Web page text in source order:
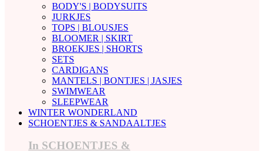
BODY'S | BODYSUITS
JURKJES
TOPS | BLOUSJES
BLOOMER | SKIRT
BROEKJES | SHORTS
SETS
CARDIGANS
MANTELS | BONTJES | JASJES
SWIMWEAR
SLEEPWEAR
WINTER WONDERLAND
SCHOENTJES & SANDAALTJES
In SCHOENTJES &